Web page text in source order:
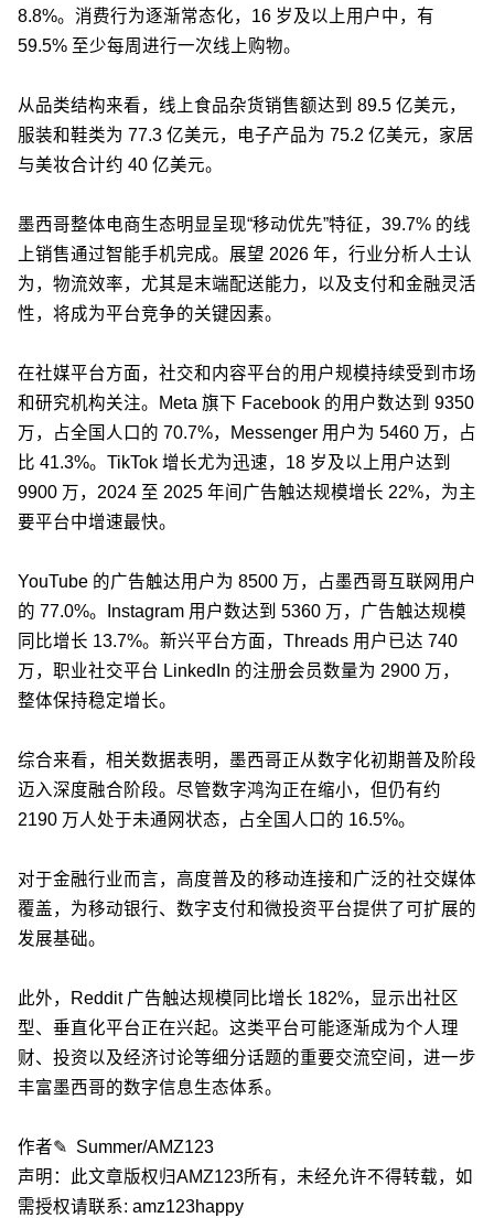
8.8%。消费行为逐渐常态化，16 岁及以上用户中，有
59.5% 至少每周进行一次线上购物。
从品类结构来看，线上食品杂货销售额达到 89.5 亿美元，
服装和鞋类为 77.3 亿美元，电子产品为 75.2 亿美元，家居
与美妆合计约 40 亿美元。
墨西哥整体电商生态明显呈现“移动优先”特征，39.7% 的线
上销售通过智能手机完成。展望 2026 年，行业分析人士认
为，物流效率，尤其是末端配送能力，以及支付和金融灵活
性，将成为平台竞争的关键因素。
在社媒平台方面，社交和内容平台的用户规模持续受到市场
和研究机构关注。Meta 旗下 Facebook 的用户数达到 9350
万，占全国人口的 70.7%，Messenger 用户为 5460 万，占
比 41.3%。TikTok 增长尤为迅速，18 岁及以上用户达到
9900 万，2024 至 2025 年间广告触达规模增长 22%，为主
要平台中增速最快。
YouTube 的广告触达用户为 8500 万，占墨西哥互联网用户
的 77.0%。Instagram 用户数达到 5360 万，广告触达规模
同比增长 13.7%。新兴平台方面，Threads 用户已达 740
万，职业社交平台 LinkedIn 的注册会员数量为 2900 万，
整体保持稳定增长。
综合来看，相关数据表明，墨西哥正从数字化初期普及阶段
迈入深度融合阶段。尽管数字鸿沟正在缩小，但仍有约
2190 万人处于未通网状态，占全国人口的 16.5%。
对于金融行业而言，高度普及的移动连接和广泛的社交媒体
覆盖，为移动银行、数字支付和微投资平台提供了可扩展的
发展基础。
此外，Reddit 广告触达规模同比增长 182%，显示出社区
型、垂直化平台正在兴起。这类平台可能逐渐成为个人理
财、投资以及经济讨论等细分话题的重要交流空间，进一步
丰富墨西哥的数字信息生态体系。
作者✎ Summer/AMZ123
声明：此文章版权归AMZ123所有，未经允许不得转载，如
需授权请联系: amz123happy